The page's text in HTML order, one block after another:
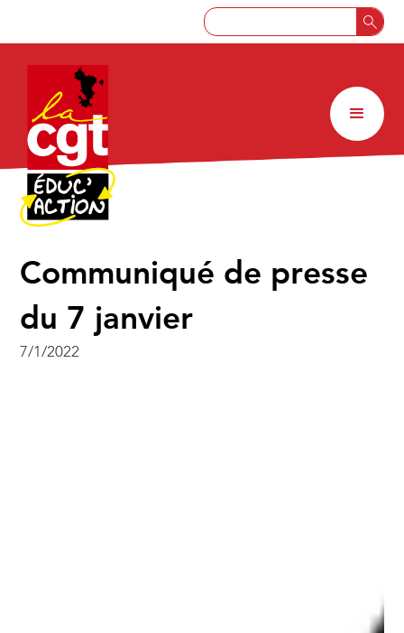
Communiqué de presse
du 7 janvier
7/1/2022